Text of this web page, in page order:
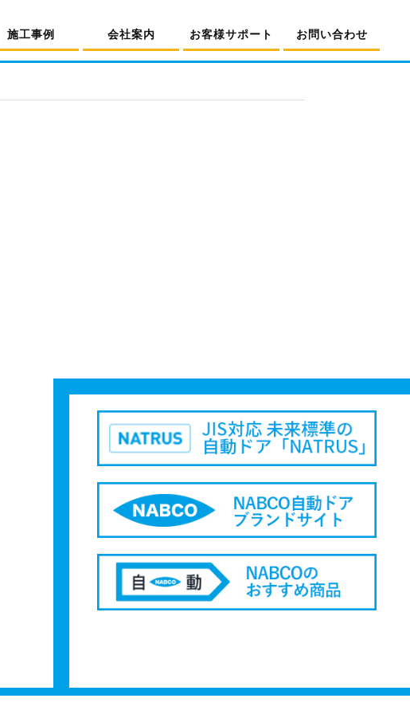
施工事例 会社案内 お客様サポート お問い合わせ